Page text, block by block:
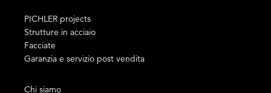
PICHLER projects
Strutture in acciaio
Facciate
Garanzia e servizio post vendita
Chi siamo